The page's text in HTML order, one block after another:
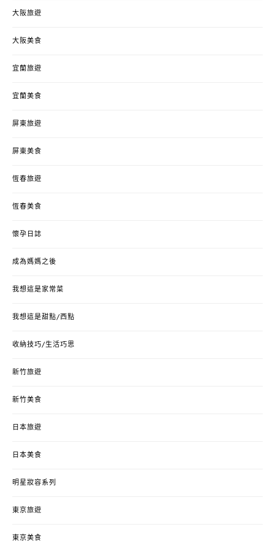
大阪旅遊
大阪美食
宜蘭旅遊
宜蘭美食
屏東旅遊
屏東美食
恆春旅遊
恆春美食
懷孕日誌
成為媽媽之後
我想這是家常菜
我想這是甜點/西點
收納技巧/生活巧思
新竹旅遊
新竹美食
日本旅遊
日本美食
明星妝容系列
東京旅遊
東京美食